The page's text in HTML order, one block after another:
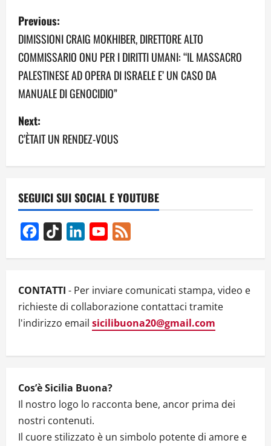
P
o
s
t
n
a
v
i
g
a
i
o
Previous:
DIMISSIONI CRAIG MOKHIBER, DIRETTORE ALTO
COMMISSARIO ONU PER I DIRITTI UMANI: “IL MASSACRO
PALESTINESE AD OPERA DI ISRAELE E’ UN CASO DA
MANUALE DI GENOCIDIO”
Next:
C’ÈTAIT UN RENDEZ-VOUS
SEGUICI SUI SOCIAL E YOUTUBE
Facebook
TikTok LinkedInYouTube
CONTATTI - Per inviare comunicati stampa, video e
richieste di collaborazione contattaci tramite
l'indirizzo email sicilibuona20@gmail.com
Cos’è Sicilia Buona?
Il nostro logo lo racconta bene, ancor prima dei
nostri contenuti.
Il cuore stilizzato è un simbolo potente di amore e